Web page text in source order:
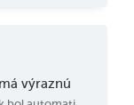
výraznú